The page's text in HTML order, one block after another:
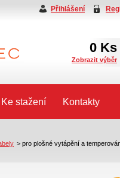
Přihlášení
0 Ks
Zobrazit výběr
Ke stažení Kontakty
> pro plošné vytápění a